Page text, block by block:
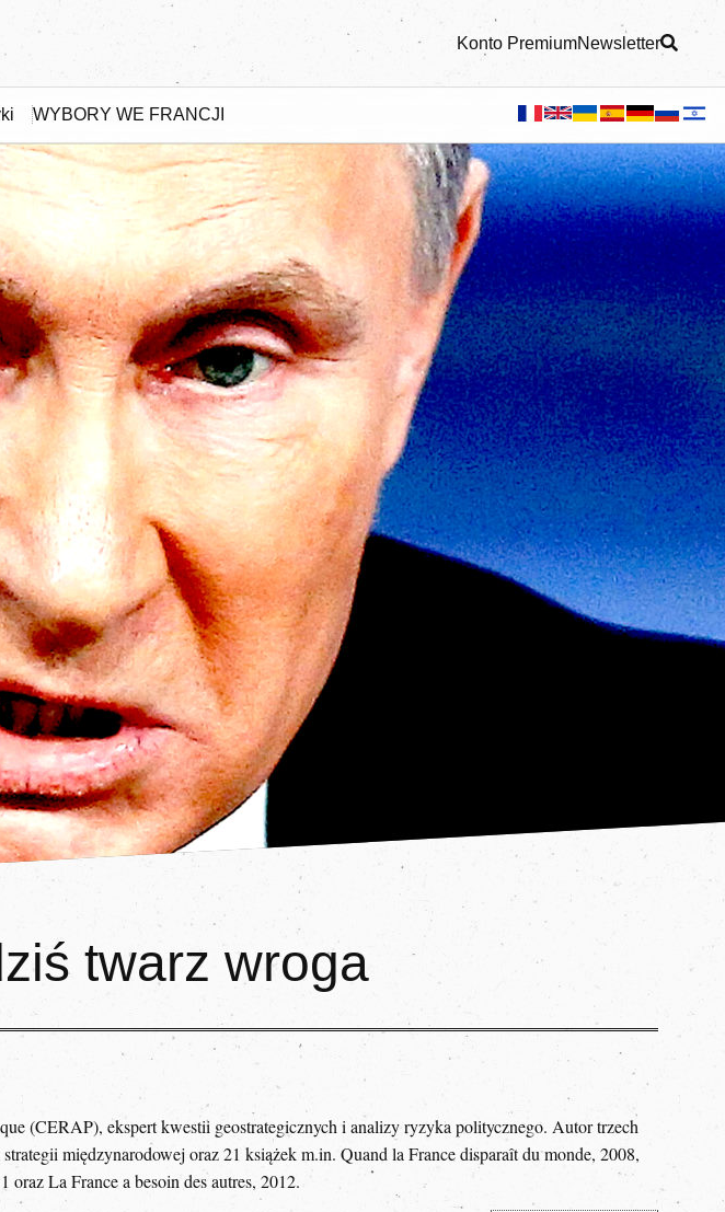
Konto PremiumNewsletter
WYBORY WE FRANCJI
twarz wroga
(CERAP), ekspert kwestii geostrategicznych i analizy ryzyka politycznego. Autor trzech
międzynarodowej oraz 21 książek m.in. Quand la France disparaît du monde, 2008,
La France a besoin des autres, 2012.